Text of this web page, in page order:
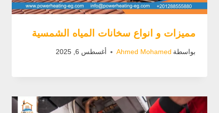
مميزات و انواع سخانات المياه الشمسية
بواسطة Ahmed Mohamed أغسطس 6, 2025